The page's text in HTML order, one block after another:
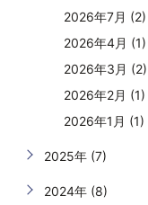
2026年7月 (2)
2026年4月 (1)
2026年3月 (2)
2026年2月 (1)
2026年1月 (1)
2025年 (7)
2024年 (8)